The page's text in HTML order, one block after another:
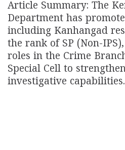
Article Summary: The
Department has
including Kanhangad
the rank of SP (Non-
roles in the Crime
Special Cell to
investigative capabilities.